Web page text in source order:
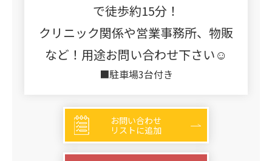
で徒歩約15分！
クリニック関係や営業事務所、物販
など！用途お問い合わせ下さい☺
■駐車場3台付き
お問い合わせ
リストに追加